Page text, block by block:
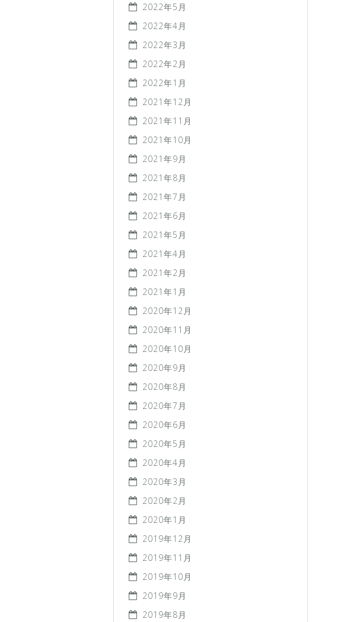
2022年5月
2022年4月
2022年3月
2022年2月
2022年1月
2021年12月
2021年11月
2021年10月
2021年9月
2021年8月
2021年7月
2021年6月
2021年5月
2021年4月
2021年2月
2021年1月
2020年12月
2020年11月
2020年10月
2020年9月
2020年8月
2020年7月
2020年6月
2020年5月
2020年4月
2020年3月
2020年2月
2020年1月
2019年12月
2019年11月
2019年10月
2019年9月
2019年8月